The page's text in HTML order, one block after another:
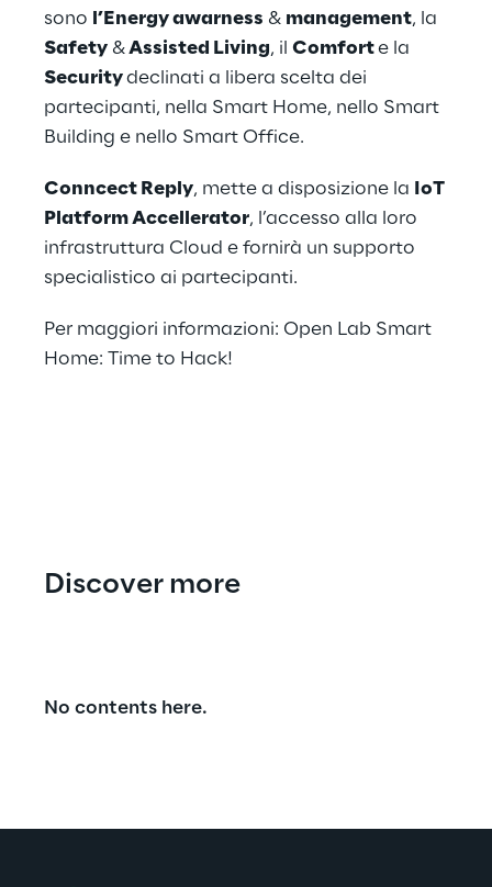
sono l’Energy awarness & management, la
Safety &Assisted Living, il Comforte la
Securitydeclinati a libera scelta dei
partecipanti, nella Smart Home, nello Smart
Building e nello Smart Office.
Conncect Reply, mette a disposizione la
IoT
Platform Accellerator, l’accesso alla loro
infrastruttura Cloud e fornirà un supporto
specialistico ai partecipanti.
Per maggiori informazioni: Open Lab Smart
Home: Time to Hack!
Discover more
No contents here.